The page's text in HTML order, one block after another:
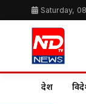
Saturday,
देश